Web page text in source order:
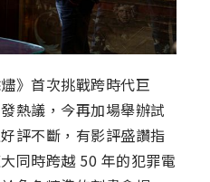
》首次挑戰跨時代巨
熱議，今再加場舉辦試
評不斷，有影評盛讚指
同時跨越 50 年的犯罪電